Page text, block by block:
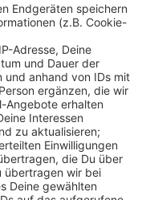
dass
Die neuen
so mehr als 160 der
erhalten.
Datacom (Bild
für Bau- und
Schlenter (Bild